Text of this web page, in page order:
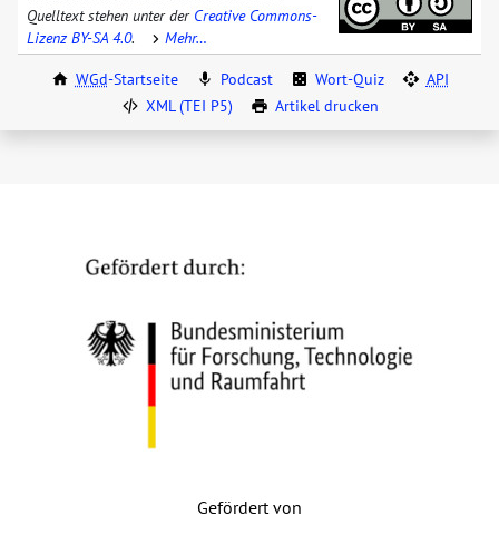
Quelltext stehen unter der Creative Commons-
Lizenz BY-SA 4.0. Mehr…
WGd-Startseite Podcast Wort-Quiz
API
XML (TEI P5)
Artikel drucken
Gefördert von